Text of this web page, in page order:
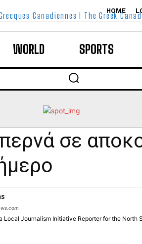
HOME
Canadiennes I The Greek
WORLD SPORTS
σε
Local Journalism Initiative Reporter for the North